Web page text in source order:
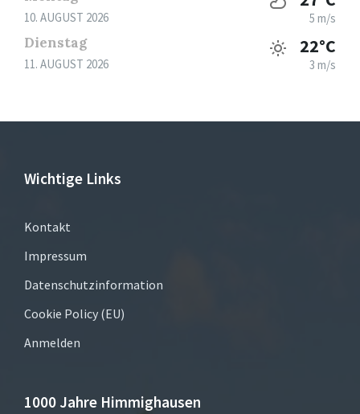
10. AUGUST 2026 5 m/s
Dienstag
11. AUGUST 2026
22°C
3 m/s
Wichtige Links
Kontakt
Impressum
Datenschutzinformation
Cookie Policy (EU)
Anmelden
1000 Jahre Himmighausen